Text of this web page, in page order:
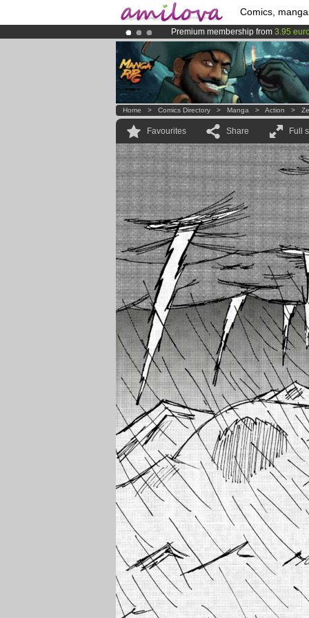
Comics,
Premium membership from 3.95
Already 100000membersand 1000
AmilovaKickstarter is now LIVE!.
Home > Comics Directory > Manga > Action >
Favourites Share Full